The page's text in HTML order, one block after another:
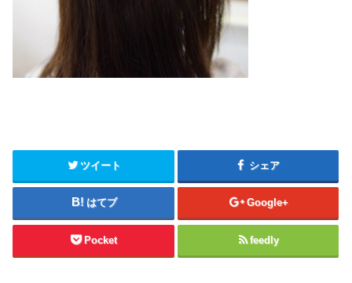
ツイート シェア
はてブ Google+
Pocket feedly